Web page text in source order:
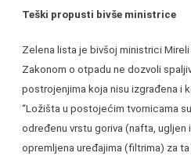
Teški propusti bivše ministrice
Zelena lista je bivšoj ministrici
Zakonom o otpadu ne dozvoli
postrojenjima koja nisu izgrađena i
“Ložišta u postojećim tvornicama
određenu vrstu goriva (nafta, ugljen
opremljena uređajima (filtrima) za